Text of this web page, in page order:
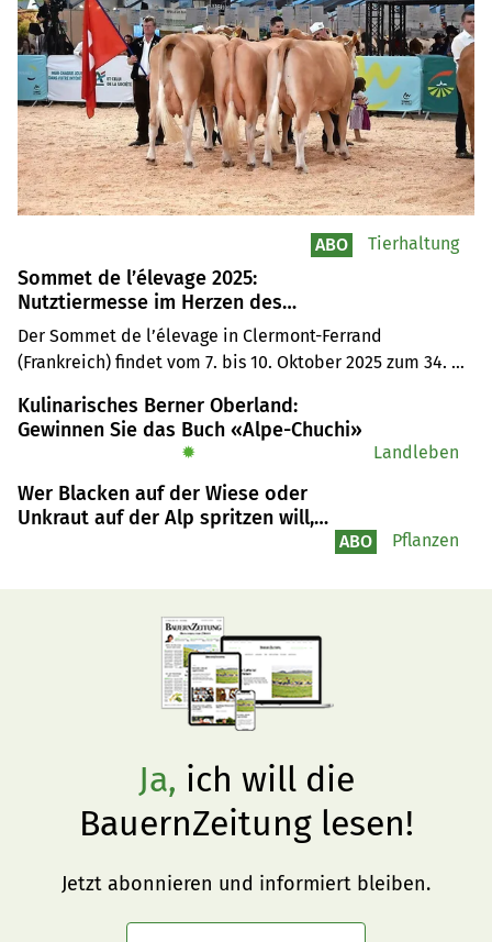
Sommet de l’élevage 2025:
Nutztiermesse im Herzen des
Zentralmassivs
Der Sommet de l’élevage in Clermont-Ferrand
(Frankreich) findet vom 7. bis 10. Oktober 2025 zum 34.
ABO Tierhaltung
Kulinarisches Berner Oberland:
Gewinnen Sie das Buch «Alpe-Chuchi»
✹ Landleben
Wer Blacken auf der Wiese oder
Unkraut auf der Alp spritzen will,
ABO Pflanzen
Ja, ich will die
BauernZeitung lesen!
Jetzt abonnieren und informiert bleiben.